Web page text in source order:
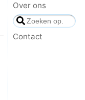
Over ons
Contact